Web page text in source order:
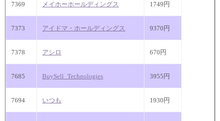
7369 メイホーホールディングス 1749円
7373 アイドマ・ホールディングス 9370円
7378 アシロ 670円
7685 BuySell_Technologies 3955円
7694 いつも 1930円